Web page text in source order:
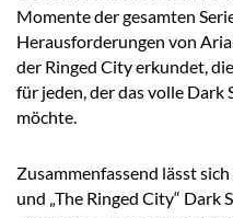
Momente der gesamten
Herausforderungen von
der Ringed City erkundet,
für jeden, der das volle Dark
möchte.
Zusammenfassend lässt
und „The Ringed City“ Dark